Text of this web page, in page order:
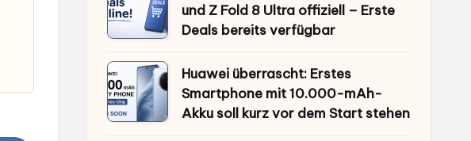
und Z Fold 8 Ultra offiziell – Erste
Deals bereits verfügbar
Huawei überrascht: Erstes
Smartphone mit 10.000-mAh-
Akku soll kurz vor dem Start stehen